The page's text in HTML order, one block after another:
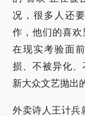
况，很多人还
作，他们的喜欢
在现实考验面
损、不被异化
新大众文艺抛出
外卖诗人王计兵